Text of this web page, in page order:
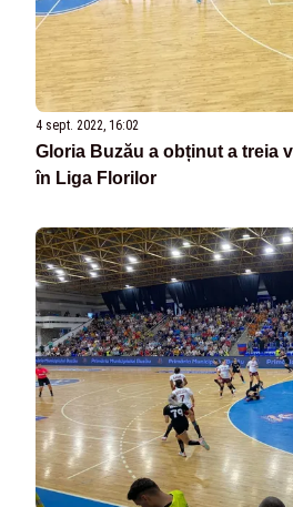
4 sept. 2022, 16:02
Gloria Buzău a obținut a treia
în Liga Florilor